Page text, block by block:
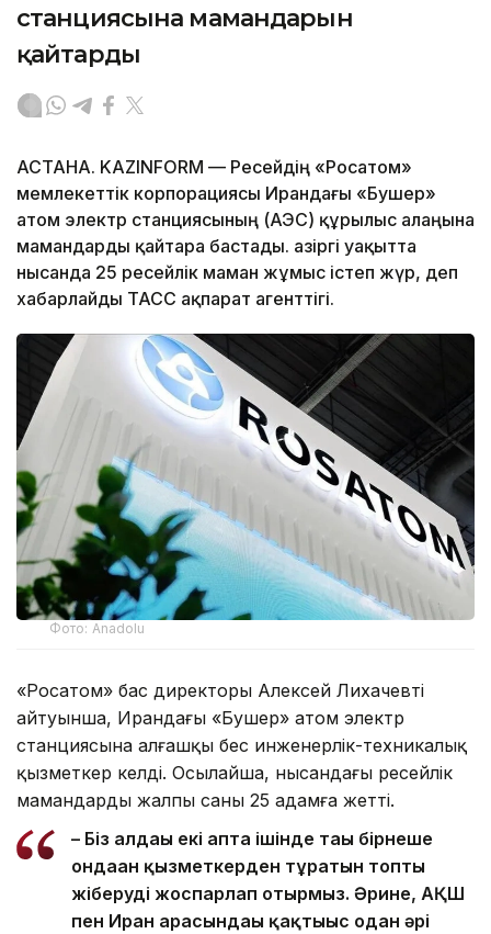
станциясына мамандарын
қайтарды
АСТАНА. KAZINFORM — Ресейдің «Росатом»
мемлекеттік корпорациясы Ирандағы «Бушер»
атом электр станциясының (АЭС) құрылыс алаңына
мамандарды қайтара бастады. Қазіргі уақытта
нысанда 25 ресейлік маман жұмыс істеп жүр, деп
хабарлайды ТАСС ақпарат агенттігі.
Фото: Anadolu
«Росатом» бас директоры Алексей Лихачевтің
айтуынша, Ирандағы «Бушер» атом электр
станциясына алғашқы бес инженерлік-техникалық
қызметкер келді. Осылайша, нысандағы ресейлік
мамандардың жалпы саны 25 адамға жетті.
– Біз алдағы екі апта ішінде тағы бірнеше
ондаған қызметкерден тұратын топты
жіберуді жоспарлап отырмыз. Әрине, АҚШ
пен Иран арасындағы қақтығыс одан әрі